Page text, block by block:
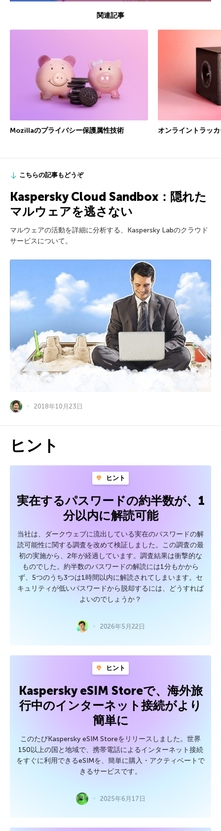
関連記事
Mozillaのプライバシー保護属性技術 オンライントラッ
こちらの記事もどうぞ
Kaspersky Cloud Sandbox：隠れた
マルウェアを逃さない
マルウェアの活動を詳細に分析する、Kaspersky Labのクラウド
サービスについて。
2018年10月23日
ヒント
ヒント
実在するパスワードの約半数が、1
分以内に解読可能
当社は、ダークウェブに流出している実在のパスワードの解
読可能性に関する調査を改めて検証しました。この調査の最
初の実施から、2年が経過しています。調査結果は衝撃的な
ものでした。約半数のパスワードの解読には1分もかから
ず、5つのうち3つは1時間以内に解読されてしまいます。セ
キュリティが低いパスワードから脱却するには、どうすれば
よいのでしょうか？
2026年5月22日
ヒント
Kaspersky eSIM Storeで、海外旅
行中のインターネット接続がより
簡単に
このたびKaspersky eSIM Storeをリリースしました。世界
150以上の国と地域で、携帯電話によるインターネット接続
をすぐに利用できるeSIMを、簡単に購入・アクティベートで
きるサービスです。
2025年6月17日